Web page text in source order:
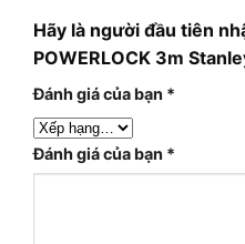
Hãy là người đầu tiên
POWERLOCK 3m
Đánh giá của bạn *
Đánh giá của bạn *